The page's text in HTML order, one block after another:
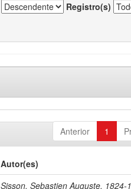
Registro(s)
Anterior 1
Autor(es)
Sisson, Sebastien Auguste, 1824-